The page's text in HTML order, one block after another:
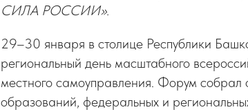
СИЛА РОССИИ».
29–30 января в столице Республики
региональный день масштабного
местного самоуправления. Форум собрал
образований, федеральных и